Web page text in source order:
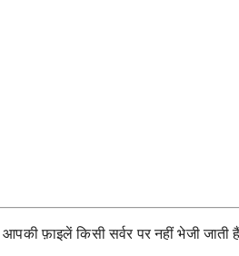
फ़ाइलें किसी सर्वर पर नहीं भेजी जाती